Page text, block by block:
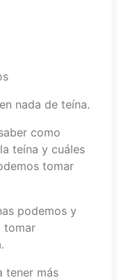
nada de teína.
como
teína y cuáles
tomar
podemos y
tomar
tener más